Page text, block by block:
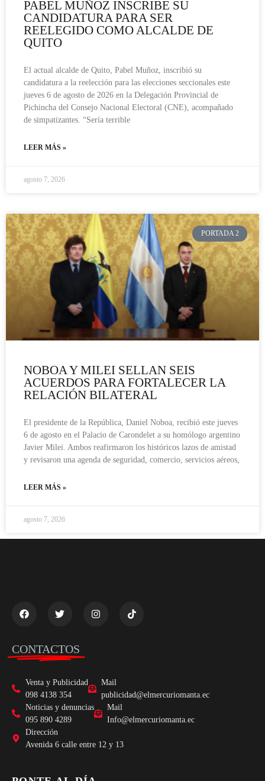
PABEL MUÑOZ INSCRIBE SU
CANDIDATURA PARA SER
REELEGIDO COMO ALCALDE DE
QUITO
El actual alcalde de Quito, Pabel Muñoz, inscribió su
candidatura a la reelección para las elecciones seccionales este
jueves 6 de agosto de 2026 en la Delegación Provincial de
Pichincha del Consejo Nacional Electoral (CNE), acompañado
de simpatizantes. “Sería terrible
LEER MÁS »
agosto 7, 2026
PORTADA 2
NOBOA Y MILEI SELLAN SEIS
ACUERDOS PARA FORTALECER LA
RELACIÓN BILATERAL
El presidente de la República, Daniel Noboa, recibió este jueves
6 de agosto en el Palacio de Carondelet a su homólogo argentino
Javier Milei. Ambos reafirmaron los históricos lazos de amistad
y revisaron una agenda de seguridad, comercio, servicios aéreos,
LEER MÁS »
agosto 7, 2026
CONTACTOS
Venta y Publicidad
098 4138 354
Mail
publicidad@elmercuriomanta.ec
Noticias y denuncias
095 890 4289
Mail
Info@elmercuriomanta.ec
Dirección
Avenida 6 calle entre 12 y 13